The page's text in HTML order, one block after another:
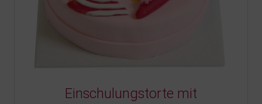
Einschulungstorte mit